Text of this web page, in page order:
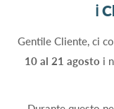
ℹ️
Gentile Cliente, ci
10 al 21 agosto i
C.Fisc. P.IVA
Seguici